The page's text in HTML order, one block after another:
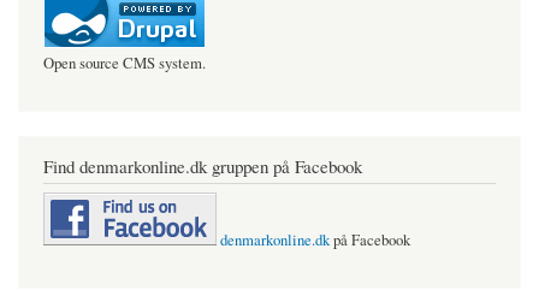
Open source CMS system.
Find denmarkonline.dk gruppen på Facebook
denmarkonline.dkpå Facebook